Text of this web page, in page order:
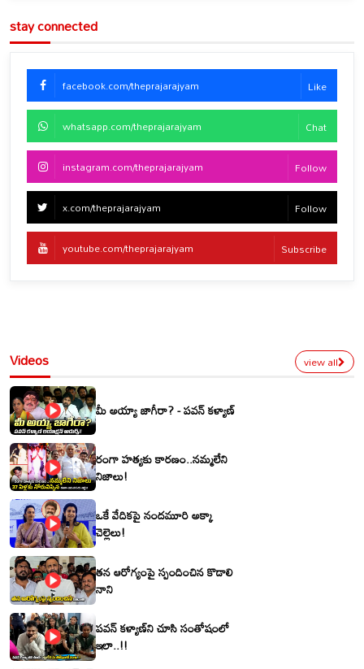
stay connected
facebook.com/theprajarajyam Like
whatsapp.com/theprajarajyam Chat
instagram.com/theprajarajyam Follow
x.com/theprajarajyam Follow
youtube.com/theprajarajyam Subscribe
Videos view all
మీ అయ్యా జాగీరా? - పవన్ కళ్యాణ్
రంగా హత్యకు కారణం..నమ్మలేని
నిజాలు!
ఒకే వేదికపై నందమూరి అక్కా
చెల్లెలు!
తన ఆరోగ్యంపై స్పందించిన కొడాలి
నాని
పవన్ కళ్యాణ్‌ని చూసి సంతోషంలో
ఇలా..!!